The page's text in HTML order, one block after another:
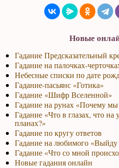
Новые
Гадание Предсказательный
Гадание на палочках-
Небесные списки по дате
Гадание-пасьянс «Готика»
Гадание «Шифр Вселенной»
Гадание на рунах «Почему мы
Гадание «Что в глазах, что на
планах?»
Гадание по кругу ответов
Гадание на любимого «Выйду
Гадание «Что со мной
Новые гадания онлайн